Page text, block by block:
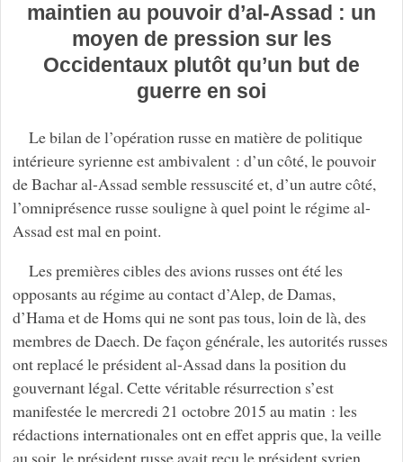
maintien au pouvoir d’al-Assad : un
moyen de pression sur les
Occidentaux plutôt qu’un but de
guerre en soi
Le bilan de l’opération russe en matière de politique
intérieure syrienne est ambivalent : d’un côté, le pouvoir
de Bachar al-Assad semble ressuscité et, d’un autre côté,
l’omniprésence russe souligne à quel point le régime al-
Assad est mal en point.
Les premières cibles des avions russes ont été les
opposants au régime au contact d’Alep, de Damas,
d’Hama et de Homs qui ne sont pas tous, loin de là, des
membres de Daech. De façon générale, les autorités russes
ont replacé le président al-Assad dans la position du
gouvernant légal. Cette véritable résurrection s’est
manifestée le mercredi 21 octobre 2015 au matin : les
rédactions internationales ont en effet appris que, la veille
au soir, le président russe avait reçu le président syrien.